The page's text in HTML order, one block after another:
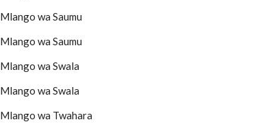
Mlango wa Saumu
Mlango wa Saumu
Mlango wa Swala
Mlango wa Swala
Mlango wa Twahara